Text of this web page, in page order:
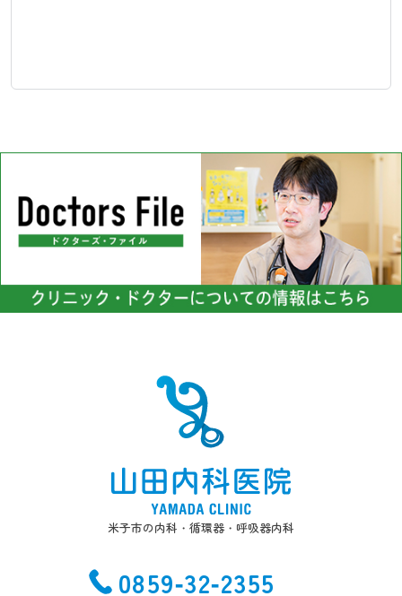
服薬を使用して症状の安定を
切にしています。
トロールに取り組んでいま
す。将来の健康を維持するた
めには、適切な対策が不可欠
です。健康管理をサポートす
ることを大切にしています。
米子市の内科・循環器・呼吸器内科
0859-32-2355